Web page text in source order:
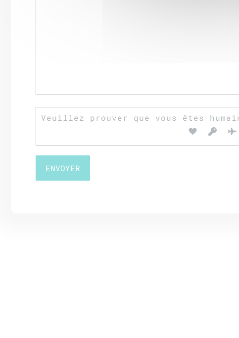
Veuillez prouver que vous êtes